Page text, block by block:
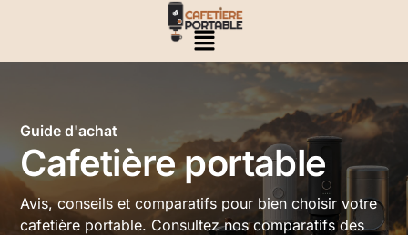
Guide d'achat
Cafetière portable
Avis, conseils et comparatifs pour bien choisir votre
cafetière portable. Consultez nos comparatifs des